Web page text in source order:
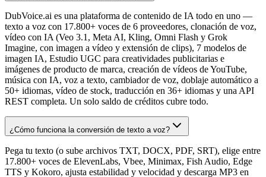
DubVoice.ai es una plataforma de contenido de IA todo en uno —
texto a voz con 17.800+ voces de 6 proveedores, clonación de voz,
vídeo con IA (Veo 3.1, Meta AI, Kling, Omni Flash y Grok
Imagine, con imagen a vídeo y extensión de clips), 7 modelos de
imagen IA, Estudio UGC para creatividades publicitarias e
imágenes de producto de marca, creación de vídeos de YouTube,
música con IA, voz a texto, cambiador de voz, doblaje automático a
50+ idiomas, vídeo de stock, traducción en 36+ idiomas y una API
REST completa. Un solo saldo de créditos cubre todo.
¿Cómo funciona la conversión de texto a voz?
Pega tu texto (o sube archivos TXT, DOCX, PDF, SRT), elige entre
17.800+ voces de ElevenLabs, Vbee, Minimax, Fish Audio, Edge
TTS y Kokoro, ajusta estabilidad y velocidad y descarga MP3 en